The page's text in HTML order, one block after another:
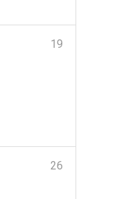
19
26